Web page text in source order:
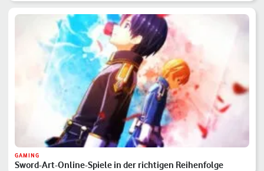
GAMING
Sword-Art-Online-Spiele in der richtigen Reihenfolge